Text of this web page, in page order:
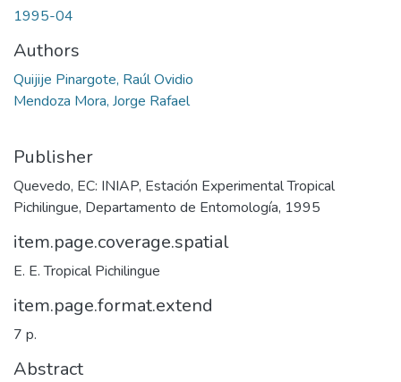
1995-04
Authors
Quijije Pinargote, Raúl Ovidio
Mendoza Mora, Jorge Rafael
Publisher
Quevedo, EC: INIAP, Estación Experimental Tropical
Pichilingue, Departamento de Entomología, 1995
item.page.coverage.spatial
E. E. Tropical Pichilingue
item.page.format.extend
7 p.
Abstract